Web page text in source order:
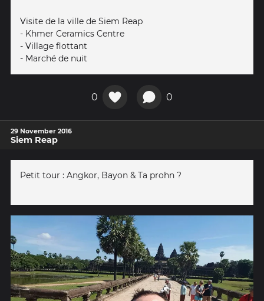
Visite de la ville de Siem Reap
- Khmer Ceramics Centre
- Village flottant
- Marché de nuit
0 0
29 November 2016
Siem Reap
Petit tour : Angkor, Bayon & Ta prohn ?